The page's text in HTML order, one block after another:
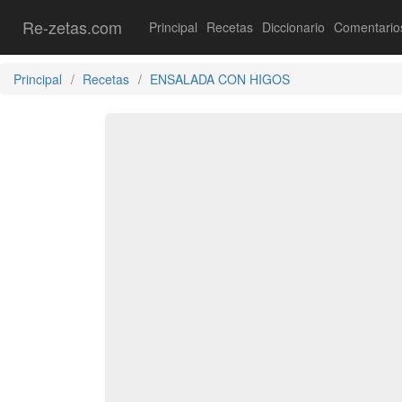
Re-zetas.com Principal Recetas Diccionario
Principal Recetas ENSALADA CON HIGOS